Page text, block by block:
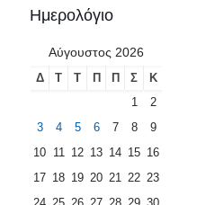
Ημερολόγιο
Αύγουστος 2026
Δ Τ Τ Π Π Σ
Κ
1
2
3
4 5 6 7 8
9
10 11 12 13 14 15 16
17 18 19 20 21 22 23